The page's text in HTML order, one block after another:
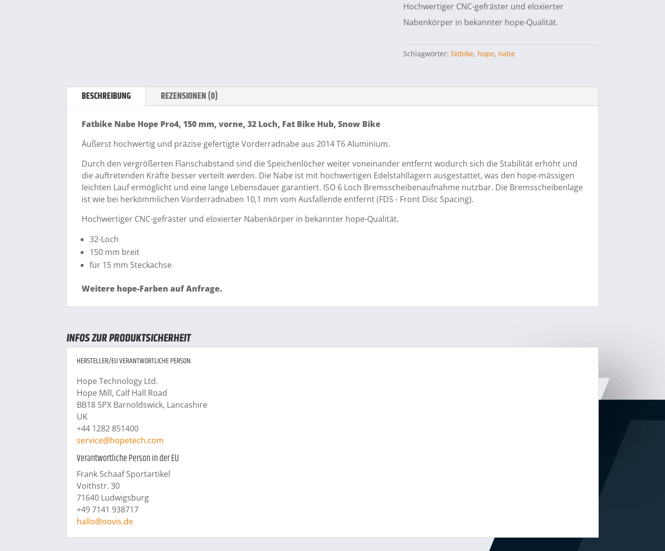
Hochwertiger CNC-gefräster und eloxierter
Nabenkörper in bekannter hope-Qualität.
Schlagwörter: fatbike, hope, nabe
BESCHREIBUNG REZENSIONEN (0)
Fatbike Nabe Hope Pro4, 150 mm, vorne, 32 Loch, Fat Bike Hub, Snow Bike
Äußerst hochwertig und präzise gefertigte Vorderradnabe aus 2014 T6 Aluminium.
Durch den vergrößerten Flanschabstand sind die Speichenlöcher weiter voneinander entfernt wodurch sich die Stabilität erhöht und
die auftretenden Kräfte besser verteilt werden. Die Nabe ist mit hochwertigen Edelstahllagern ausgestattet, was den hope-mässigen
leichten Lauf ermöglicht und eine lange Lebensdauer garantiert. ISO 6 Loch Bremsscheibenaufnahme nutzbar. Die Bremsscheibenlage
ist wie bei herkömmlichen Vorderradnaben 10,1 mm vom Ausfallende entfernt (FDS - Front Disc Spacing).
Hochwertiger CNC-gefräster und eloxierter Nabenkörper in bekannter hope-Qualität.
32-Loch
150 mm breit
für 15 mm Steckachse
Weitere hope-Farben auf Anfrage.
INFOS ZUR PRODUKTSICHERHEIT
HERSTELLER/EU VERANTWORTLICHE PERSON:
Hope Technology Ltd.
Hope Mill, Calf Hall Road
BB18 5PX Barnoldswick, Lancashire
UK
+44 1282 851400
service@hopetech.com
Verantwortliche Person in der EU
Frank Schaaf Sportartikel
Voithstr. 30
71640 Ludwigsburg
+49 7141 938717
hallo@oovis.de